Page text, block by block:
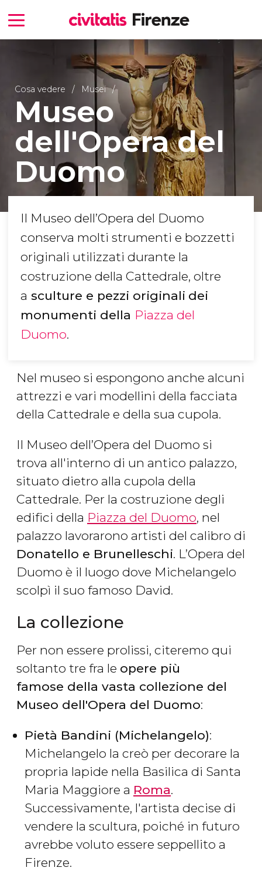
Cosa vedere Musei
Museo
dell'Opera del
Duomo
Il Museo dell’Opera del Duomo
conserva molti strumenti e bozzetti
originali utilizzati durante la
costruzione della Cattedrale, oltre
a sculture e pezzi originali dei
monumenti della Piazza del
Duomo.
Nel museo si espongono anche alcuni
attrezzi e vari modellini della facciata
della Cattedrale e della sua cupola.
Il Museo dell’Opera del Duomo si
trova all'interno di un antico palazzo,
situato dietro alla cupola della
Cattedrale. Per la costruzione degli
edifici della Piazza del Duomo, nel
palazzo lavorarono artisti del calibro di
Donatello e Brunelleschi. L’Opera del
Duomo è il luogo dove Michelangelo
scolpì il suo famoso David.
La collezione
Per non essere prolissi, citeremo qui
soltanto tre fra le opere più
famose della vasta collezione del
Museo dell'Opera del Duomo:
Pietà Bandini (Michelangelo):
Michelangelo la creò per decorare la
propria lapide nella Basilica di Santa
Maria Maggiore a Roma.
Successivamente, l'artista decise di
vendere la scultura, poiché in futuro
avrebbe voluto essere seppellito a
Firenze.